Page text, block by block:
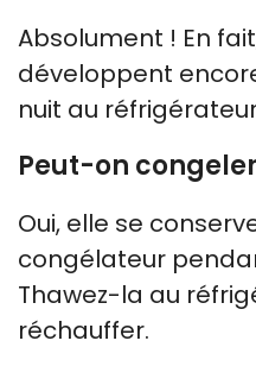
Absolument ! En
développent
nuit au
Peut-on
Oui, elle se
congélateur
Thawez-la au
réchauffer.